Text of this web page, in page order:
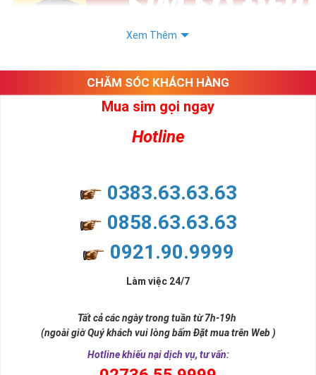
Sim điện thoại ngày nay là một công cụ thiết yếu và là một
phần không thể thiếu trong cuộc sống hàng ngày của mỗi
người. Khi dùng một sim điện thoại đẹp sẽ đem cho bạn sự
Xem Thêm
CHĂM SÓC KHÁCH HÀNG
Mua sim gọi ngay
Hotline
0383.63.63.63
0858.63.63.63
0921.90.9999
Làm việc 24/7
Tất cả các ngày trong tuần từ 7h-19h
(ngoài giờ Quý khách vui lòng bấm Đặt mua trên Web )
Hotline khiếu nại dịch vụ, tư vấn: